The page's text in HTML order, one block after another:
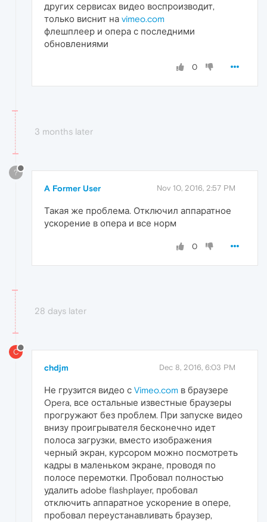
других сервисах видео воспроизводит,
только виснит на vimeo.com
флешплеер и опера с последними
обновлениями
0
3 months later
?
A Former User Nov 10, 2016, 2:57 PM
Такая же проблема. Отключил аппаратное
ускорение в опера и все норм
0
28 days later
C
chdjm Dec 8, 2016, 6:03 PM
Не грузится видео с Vimeo.com в браузере
Opera, все остальные известные браузеры
прогружают без проблем. При запуске видео
внизу проигрывателя бесконечно идет
полоса загрузки, вместо изображения
черный экран, курсором можно посмотреть
кадры в маленьком экране, проводя по
полосе перемотки. Пробовал полностью
удалить adobe flashplayer, пробовал
отключить аппаратное ускорение в опере,
пробовал переустанавливать браузер,